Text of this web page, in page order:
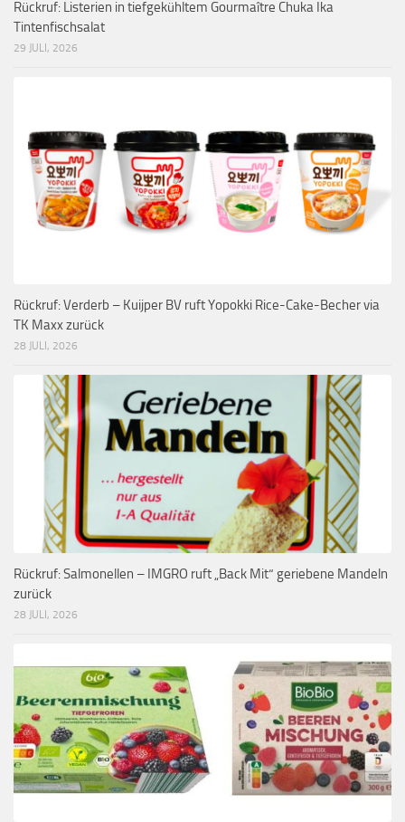
Rückruf: Listerien in tiefgekühltem Gourmaître Chuka Ika
Tintenfischsalat
29 JULI, 2026
Rückruf: Verderb – Kuijper BV ruft Yopokki Rice-Cake-Becher via
TK Maxx zurück
28 JULI, 2026
Rückruf: Salmonellen – IMGRO ruft „Back Mit“ geriebene Mandeln
zurück
28 JULI, 2026